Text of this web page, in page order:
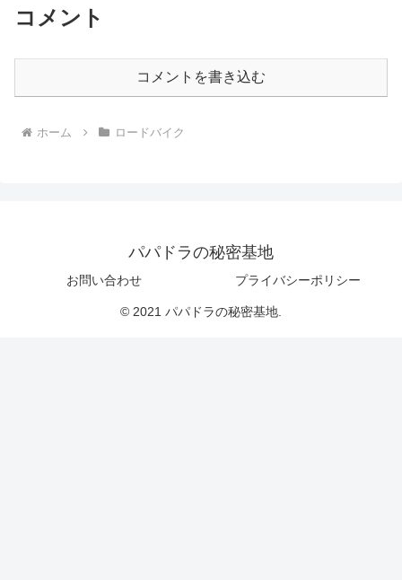
コメント
コメントを書き込む
ホーム ロードバイク
パパドラの秘密基地
お問い合わせ プライバシーポリシー
© 2021 パパドラの秘密基地.